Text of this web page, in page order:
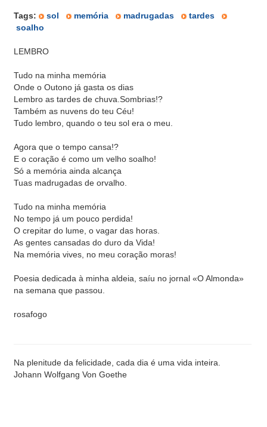
Tags: sol memória madrugadas
tardes
soalho
LEMBRO
Tudo na minha memória
Onde o Outono já gasta os dias
Lembro as tardes de chuva.Sombrias!?
Também as nuvens do teu Céu!
Tudo lembro, quando o teu sol era o meu.
Agora que o tempo cansa!?
E o coração é como um velho soalho!
Só a memória ainda alcança
Tuas madrugadas de orvalho.
Tudo na minha memória
No tempo já um pouco perdida!
O crepitar do lume, o vagar das horas.
As gentes cansadas do duro da Vida!
Na memória vives, no meu coração moras!
Poesia dedicada à minha aldeia, saíu no jornal «O Almonda»
na semana que passou.
rosafogo
Na plenitude da felicidade, cada dia é uma vida inteira.
Johann Wolfgang Von Goethe